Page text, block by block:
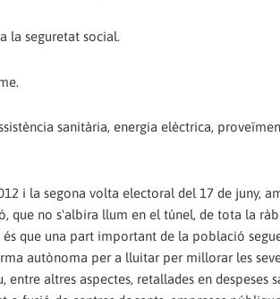
la seguretat social.
sanitària, energia elèctrica,
i la segona volta electoral del 17 de juny,
que no s'albira llum en el túnel, de tota la
que una part important de la població
autònoma per a lluitar per millorar les
altres aspectes, retallades en despeses